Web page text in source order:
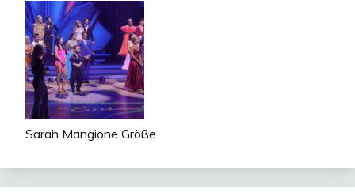
Sarah Mangione Größe